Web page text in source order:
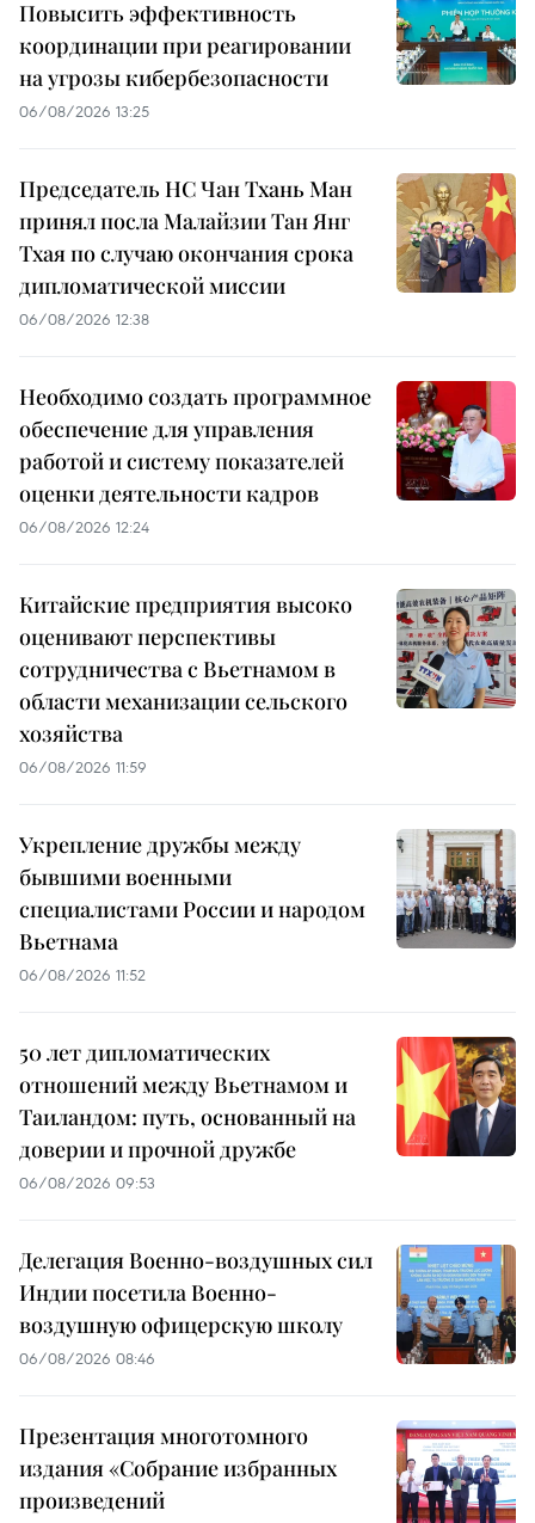
Повысить эффективность
координации при реагировании
на угрозы кибербезопасности
06/08/2026 13:25
Председатель НС Чан Тхань Ман
принял посла Малайзии Тан Янг
Тхая по случаю окончания срока
дипломатической миссии
06/08/2026 12:38
Необходимо создать программное
обеспечение для управления
работой и систему показателей
оценки деятельности кадров
06/08/2026 12:24
Китайские предприятия высоко
оценивают перспективы
сотрудничества с Вьетнамом в
области механизации сельского
хозяйства
06/08/2026 11:59
Укрепление дружбы между
бывшими военными
специалистами России и народом
Вьетнама
06/08/2026 11:52
50 лет дипломатических
отношений между Вьетнамом и
Таиландом: путь, основанный на
доверии и прочной дружбе
06/08/2026 09:53
Делегация Военно-воздушных сил
Индии посетила Военно-
воздушную офицерскую школу
06/08/2026 08:46
Презентация многотомного
издания «Собрание избранных
произведений